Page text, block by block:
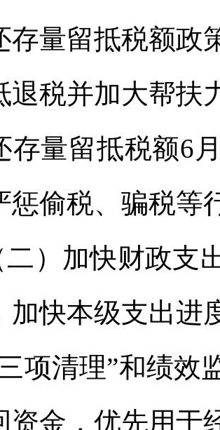
存量留抵税额政
退税并加大帮扶
存量留抵税额6
惩偷税、骗税等
二）加快财政
加快本级支出进
项清理”和绩效
资金，优先用于